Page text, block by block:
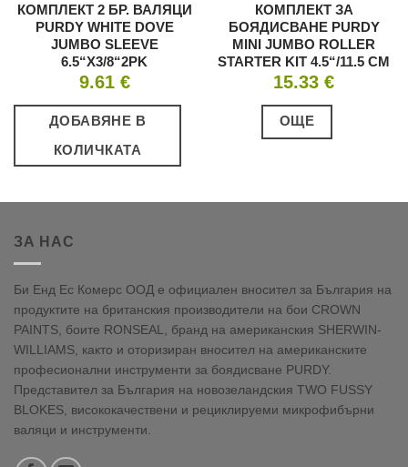
КОМПЛЕКТ 2 БР. ВАЛЯЦИ
PURDY WHITE DOVE
JUMBO SLEEVE
6.5“X3/8“2PK
9.61 €
ДОБАВЯНЕ В
КОЛИЧКАТА
КОМПЛЕКТ ЗА
БОЯДИСВАНЕ PURDY
MINI JUMBO ROLLER
STARTER KIT 4.5“/11.5 СМ
15.33 €
ОЩЕ
ЗА НАС
Би Енд Ес Комерс ООД е официален вносител за България на
продуктите на британския производители на бои CROWN
PAINTS, боите RONSEAL, бранд на американския SHERWIN-
WILLIAMS, както и оторизиран вносител на американските
професионални инструменти за боядисване PURDY.
Представител за България на новозеландския TWO FUSSY
BLOKES, висококачествени и рециклируеми микрофибърни
валяци и инструменти.